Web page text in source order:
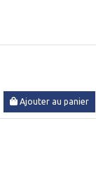
Ajouter au panier